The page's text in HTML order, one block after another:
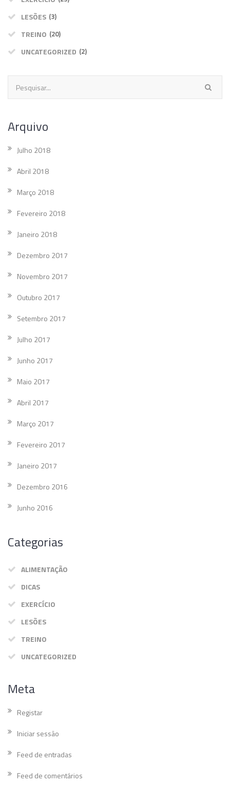
LESÕES (3)
TREINO (20)
UNCATEGORIZED (2)
Arquivo
Julho 2018
Abril 2018
Março 2018
Fevereiro 2018
Janeiro 2018
Dezembro 2017
Novembro 2017
Outubro 2017
Setembro 2017
Julho 2017
Junho 2017
Maio 2017
Abril 2017
Março 2017
Fevereiro 2017
Janeiro 2017
Dezembro 2016
Junho 2016
Categorias
ALIMENTAÇÃO
DICAS
EXERCÍCIO
LESÕES
TREINO
UNCATEGORIZED
Meta
Registar
Iniciar sessão
Feed de entradas
Feed de comentários